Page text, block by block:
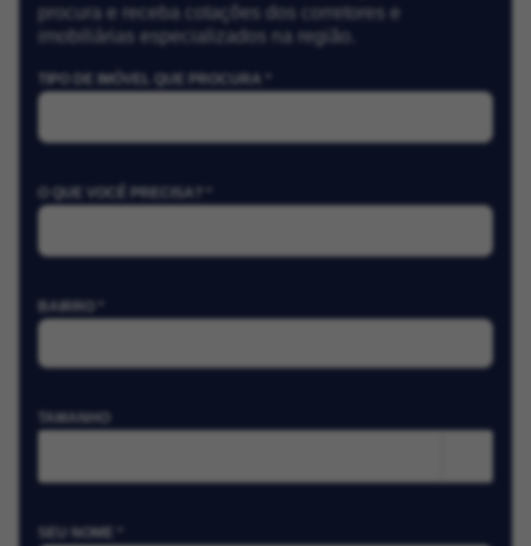
procura e receba cotações dos corretores e
imobiliárias especializados na região.
TIPO DE IMÓVEL QUE PROCURA *
O QUE VOCÊ PRECISA? *
BAIRRO *
TAMANHO
SEU NOME *